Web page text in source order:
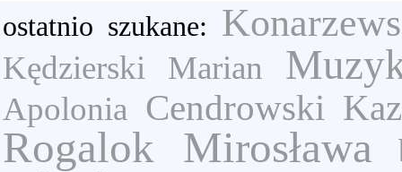
ostatnio szukane:
Kędzierski Marian
Apolonia Cendrowski
Rogalok Mirosława